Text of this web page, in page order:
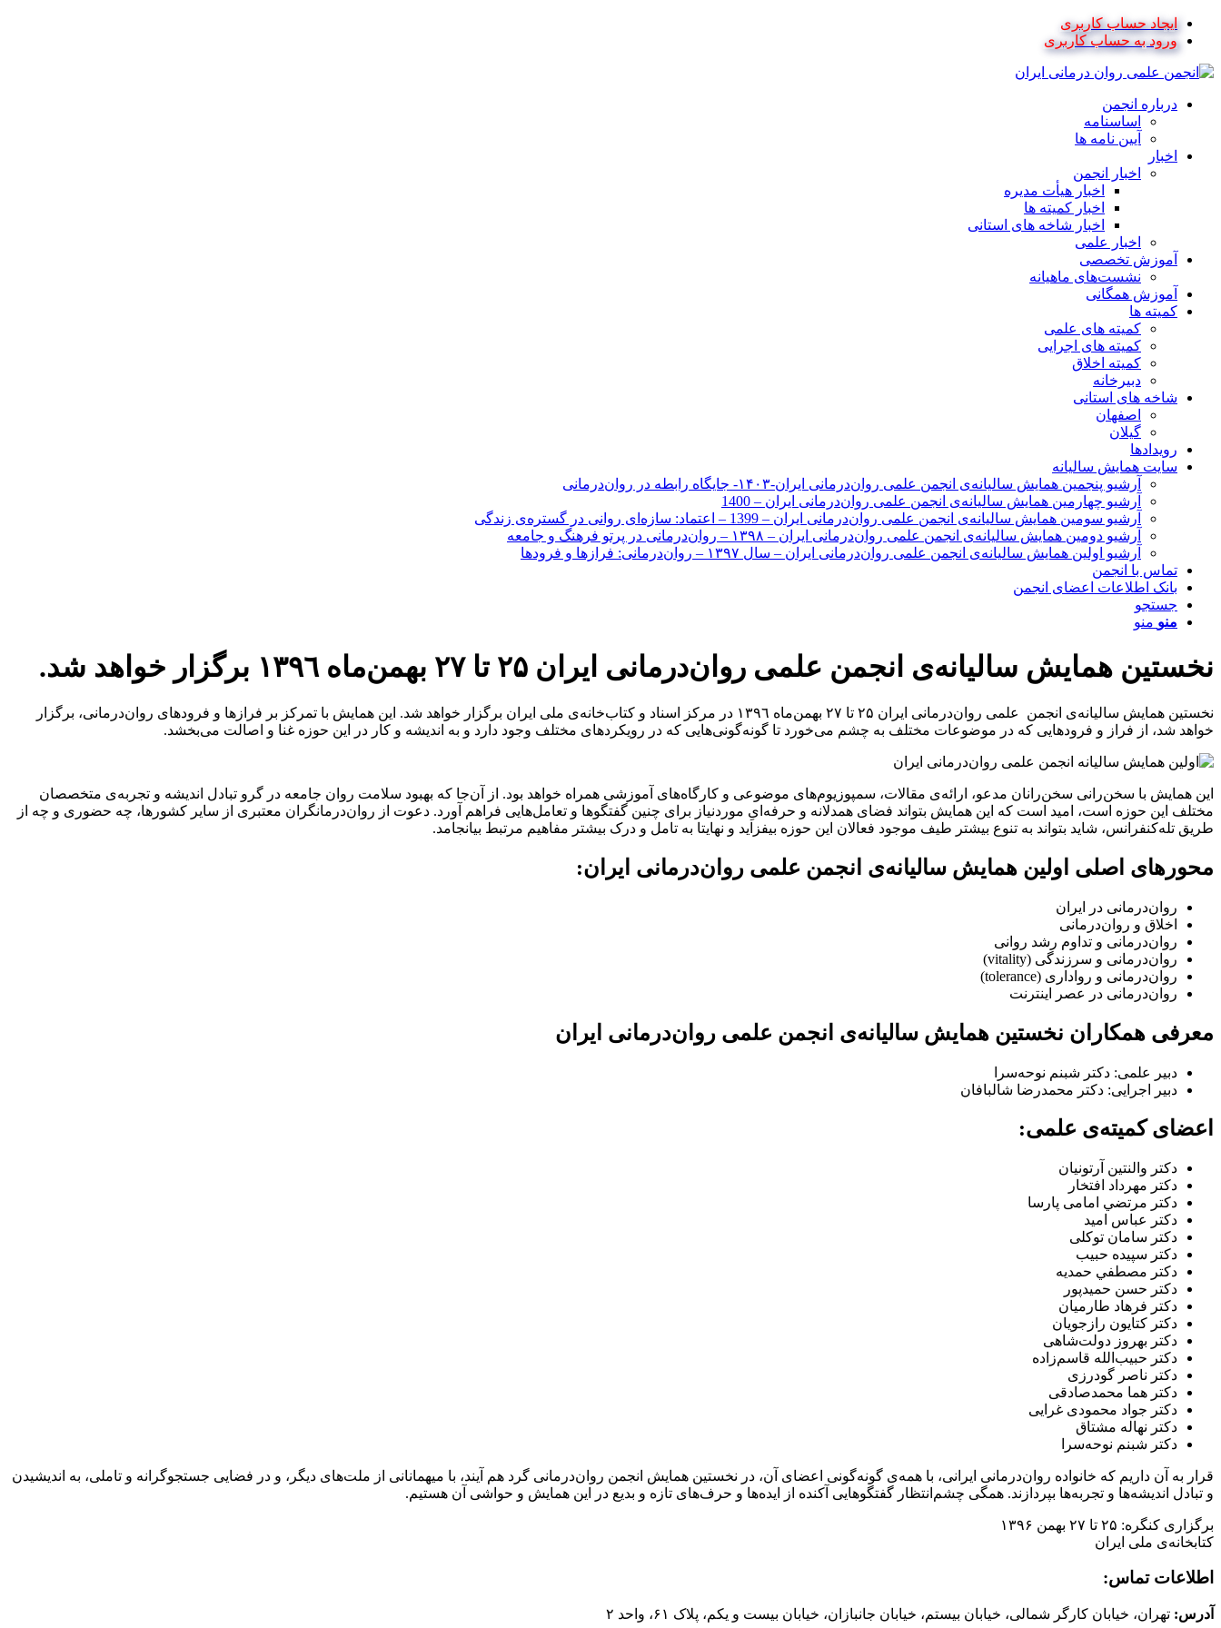
ایجاد حساب کاربری
ورود به حساب کاربری
درباره انجمن
اساسنامه
آیین نامه ها
اخبار
اخبار انجمن
اخبار هیأت مدیره
اخبار کمیته ها
اخبار شاخه های استانی
اخبار علمی
آموزش تخصصی
نشست‌های ماهیانه
آموزش همگانی
کمیته ها
کمیته های علمی
کمیته های اجرایی
کمیته اخلاق
دبیرخانه
شاخه های استانی
اصفهان
گیلان
رویدادها
سایت همایش سالیانه
آرشیو پنجمین همایش سالیانه‌ی انجمن علمی روان‌درمانی ایران-۱۴۰۳- جایگاه رابطه در روان‌درمانی
آرشیو چهارمین همایش سالیانه‌ی انجمن علمی روان‌درمانی ایران – 1400
آرشیو سومین همایش سالیانه‌ی انجمن علمی روان‌درمانی ایران – 1399 – اعتماد: سازه‌ای روانی در گستره‌ی زندگی
آرشیو دومین همایش سالیانه‌ی انجمن علمی روان‌درمانی ایران – ۱۳۹۸ – روان‌درمانی در پرتو فرهنگ و جامعه
آرشیو اولین همایش سالیانه‌ی انجمن علمی روان‌درمانی ایران – سال ۱۳۹۷ – روان‌درمانی: فرازها و فرودها
تماس با انجمن
بانک اطلاعات اعضای انجمن
جستجو
منو منو
نخستين همايش سالیانه‌ی انجمن علمی روان‌درمانی ايران ۲۵ تا ۲۷ بهمن‌ماه ١٣٩٦ برگزار خواهد شد.
نخستين همايش سالیانه‌ی انجمن علمی روان‌درمانی ايران ۲۵ تا ۲۷ بهمن‌ماه ١٣٩٦ در مرکز اسناد و كتاب‌خانه‌ی ملی ايران برگزار خواهد شد. این همايش با تمركز بر فرازها و فرودهای روان‌درمانی، برگزار
خواهد شد، از فراز و فرودهایی که در موضوعات مختلف به چشم می‌خورد تا گونه‌گونی‌هایی که در رویکردهای مختلف وجود دارد و به اندیشه و کار در این حوزه غنا و اصالت می‌بخشد.
اين همايش با سخن‌رانی سخن‌رانان مدعو، ارائه‌ی مقالات، سمپوزیوم‌های موضوعی و كارگاه‌های آموزشی همراه خواهد بود. از آن‌جا كه بهبود سلامت روان جامعه در گرو تبادل اندیشه و تجربه‌ی متخصصان
مختلف این حوزه است، اميد است كه این همایش بتواند فضای همدلانه و حرفه‌ایِ موردنیاز برای چنین گفتگوها و تعامل‌هایی فراهم آورد. دعوت از روان‌درمانگران معتبری از ساير كشورها، چه حضوری و چه از
طریق تله‌کنفرانس، شاید بتواند به تنوع بیشتر طیف موجود فعالان این حوزه بیفزاید و نهایتا به تامل و درک بیشتر مفاهیم مرتبط بیانجامد.
محورهای اصلی اولین همایش سالیانه‌ی انجمن علمی روان‌درمانی ایران:
روان‌درمانی در ايران
اخلاق و روان‌درمانی
روان‌درمانی و تداوم رشد روانی
روان‌درمانی و سرزندگی (vitality)
روان‌درمانی و رواداری (tolerance)
روان‌درمانی در عصر اينترنت
معرفی همکاران نخستین همایش سالیانه‌ی انجمن علمی روان‌درمانی ایران
دبیر علمی: دکتر شبنم نوحه‌سرا
دبیر اجرایی: دکتر محمدرضا شالبافان
اعضای کمیته‌ی علمی:
دكتر والنتين آرتونيان
دکتر مهرداد افتخار
دکتر مرتضي امامی پارسا
دکتر عباس امید
دکتر سامان توکلی
دکتر سپیده حبیب
دكتر مصطفي حمديه
دکتر حسن حمیدپور
دکتر فرهاد طارمیان
دکتر کتایون رازجویان
دکتر بهروز دولت‌شاهی
دکتر حبیب‌الله قاسم‌زاده
دکتر ناصر گودرزی
دکتر هما محمدصادقی
دکتر جواد محمودی غرایی
دکتر نهاله مشتاق
دکتر شبنم نوحه‌سرا
قرار به آن داریم که خانواده روان‌درمانی ایرانی، با همه‌ی گونه‌گونی اعضای آن، در نخستین همایش انجمن روان‌درمانی گرد هم آیند، با میهمانانی از ملت‌های دیگر، و در فضایی جستجوگرانه و تاملی، به اندیشیدن
و تبادل اندیشه‌ها و تجربه‌ها بپردازند. همگی چشم‌انتظار گفتگوهایی آکنده از ایده‌ها و حرف‌های تازه و بدیع در این همایش و حواشی آن هستیم.
برگزاری کنگره: ۲۵ تا ۲۷ بهمن ۱۳۹۶
کتابخانه‌ی ملی ایران
اطلاعات تماس:
آدرس: تهران، خیابان کارگر شمالی، خیابان بیستم، خیابان جانبازان، خیابان بیست و یکم، پلاک ۶۱، واحد ۲